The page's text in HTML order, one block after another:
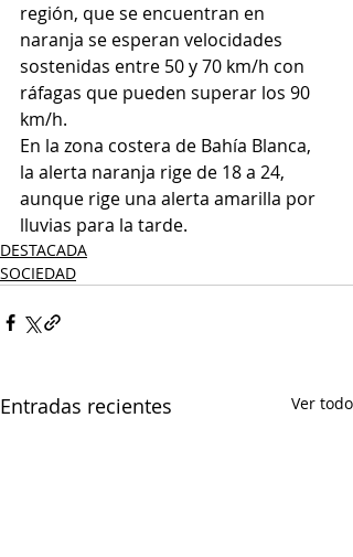
región, que se encuentran en
naranja se esperan velocidades
sostenidas entre 50 y 70 km/h con
ráfagas que pueden superar los 90
km/h.
En la zona costera de Bahía Blanca,
la alerta naranja rige de 18 a 24,
aunque rige una alerta amarilla por
lluvias para la tarde.
DESTACADA
SOCIEDAD
Entradas recientes Ver todo